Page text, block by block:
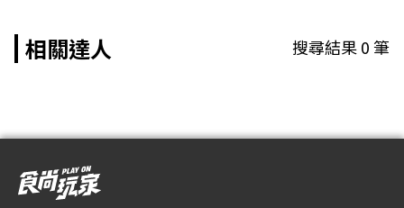
相關達人 搜尋結果0筆